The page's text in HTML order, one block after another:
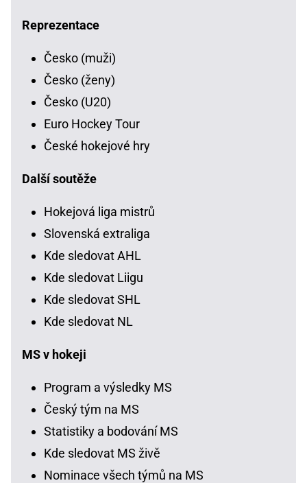
Reprezentace
Česko (muži)
Česko (ženy)
Česko (U20)
Euro Hockey Tour
České hokejové hry
Další soutěže
Hokejová liga mistrů
Slovenská extraliga
Kde sledovat AHL
Kde sledovat Liigu
Kde sledovat SHL
Kde sledovat NL
MS v hokeji
Program a výsledky MS
Český tým na MS
Statistiky a bodování MS
Kde sledovat MS živě
Nominace všech týmů na MS